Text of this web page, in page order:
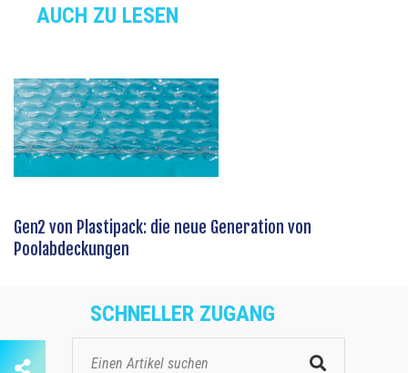
AUCH ZU LESEN
Gen2 von Plastipack: die neue Generation von
Poolabdeckungen
SCHNELLER ZUGANG